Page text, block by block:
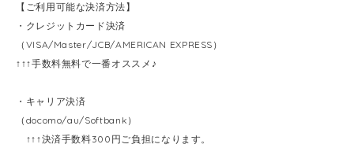
【ご利用可能な決済方法】
・クレジットカード決済
（VISA/Master/JCB/AMERICAN EXPRESS）
↑↑↑手数料無料で一番オススメ♪
・キャリア決済
（docomo/au/Softbank）
↑↑↑決済手数料300円ご負担になります。